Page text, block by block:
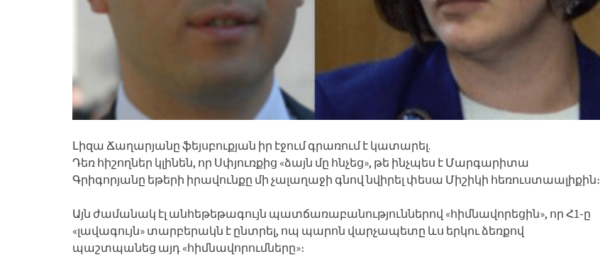
Լիզա Ճաղարյանը ֆեյսբուքյան իր էջում գրառում է կատարել.
Դեռ հիշողներ կլինեն, որ Սփյուռքից «ձայն մը հնչեց», թե ինչպես է Մարգարիտա
Գրիգորյանը եթերի իրավունքը մի չալաղաջի գնով նվիրել փեսա Միշիկի հեռուստաալիքին։
Այն ժամանակ էլ անհեթեթագույն պատճառաբանություններով «հիմնավորեցին», որ Հ1-ը
«լավագույն» տարբերակն է ընտրել, ոպ պարոն վարչապետը ևս երկու ձեռքով
պաշտպանեց այդ «հիմնավորումները»։